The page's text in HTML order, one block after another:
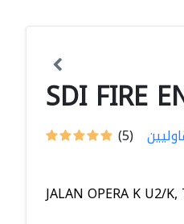
SDI FIRE
(5)
JALAN OPERA K U2/